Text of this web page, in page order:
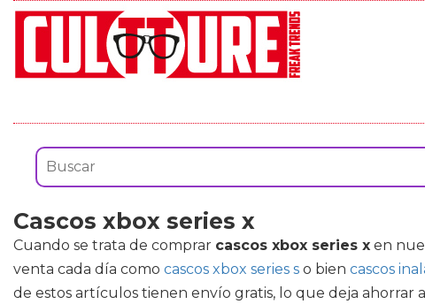
Cascos xbox series x
Cuando se trata de comprar cascos xbox series x en
venta cada día como cascos xbox series s o bien cascos
de estos artículos tienen envío gratis, lo que deja ahorrar